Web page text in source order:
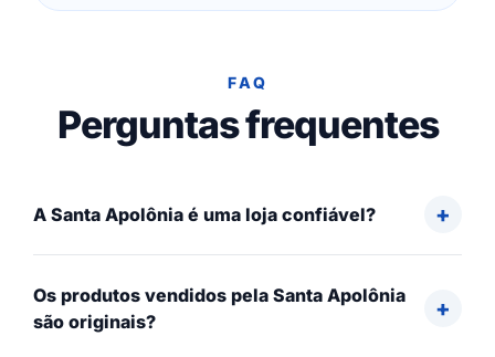
FAQ
Perguntas frequentes
A Santa Apolônia é uma loja confiável?
Os produtos vendidos pela Santa Apolônia
são originais?